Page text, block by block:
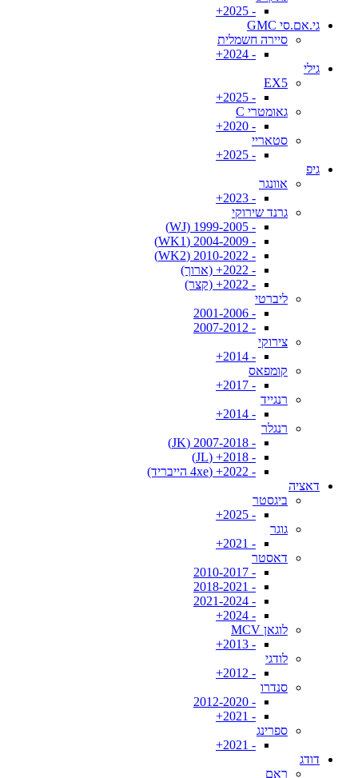
- 2025+
גי.אם.סי GMC
סיירה חשמלית
- 2024+
גילי
EX5
- 2025+
גאומטרי C
- 2020+
סטאריי
- 2025+
גיפ
אוונגר
- 2023+
גרנד שירוקי
- 1999-2005 (WJ)
- 2004-2009 (WK1)
- 2010-2022 (WK2)
- 2022+ (ארוך)
- 2022+ (קצר)
ליברטי
- 2001-2006
- 2007-2012
צירוקי
- 2014+
קומפאס
- 2017+
רנגייד
- 2014+
רנגלר
- 2007-2018 (JK)
- 2018+ (JL)
- 2022+ (4xe הייבריד)
דאציה
ביגסטר
- 2025+
גוגר
- 2021+
דאסטר
- 2010-2017
- 2018-2021
- 2021-2024
- 2024+
לוגאן MCV
- 2013+
לודגי
- 2012+
סנדרו
- 2012-2020
- 2021+
ספרינג
- 2021+
דודג
ראם